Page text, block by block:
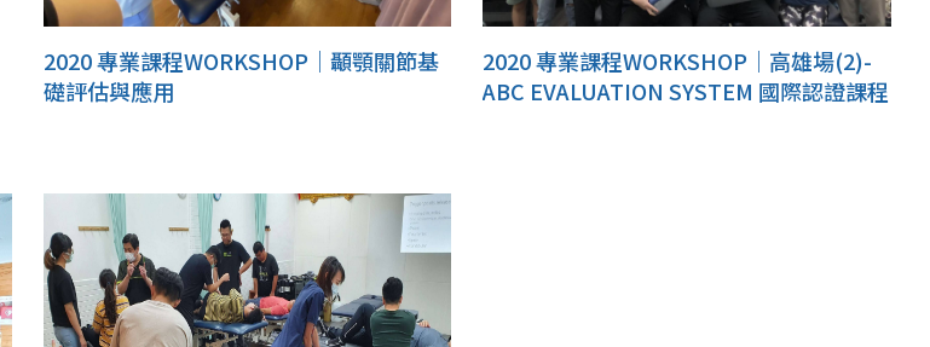
2020 專業課程WORKSHOP｜顳顎關節基
礎評估與應用
2020 專業課程WORKSHOP｜高雄場(2)-
ABC EVALUATION SYSTEM 國際認證課程